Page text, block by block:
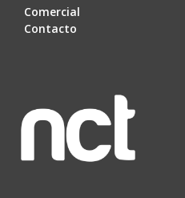
Comercial
Contacto